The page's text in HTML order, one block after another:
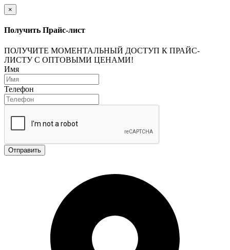
×
Получить Прайс-лист
ПОЛУЧИТЕ МОМЕНТАЛЬНЫЙ ДОСТУП К ПРАЙС-
ЛИСТУ С ОПТОВЫМИ ЦЕНАМИ!
Имя
Телефон
Отправить